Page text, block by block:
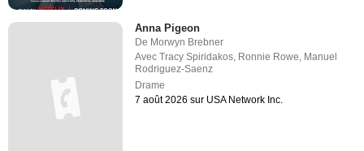
Anna Pigeon
De Morwyn Brebner
AvecTracy Spiridakos Ronnie Rowe Manuel
Rodriguez-Saenz
Drame
7 août 2026 sur USA Network Inc.